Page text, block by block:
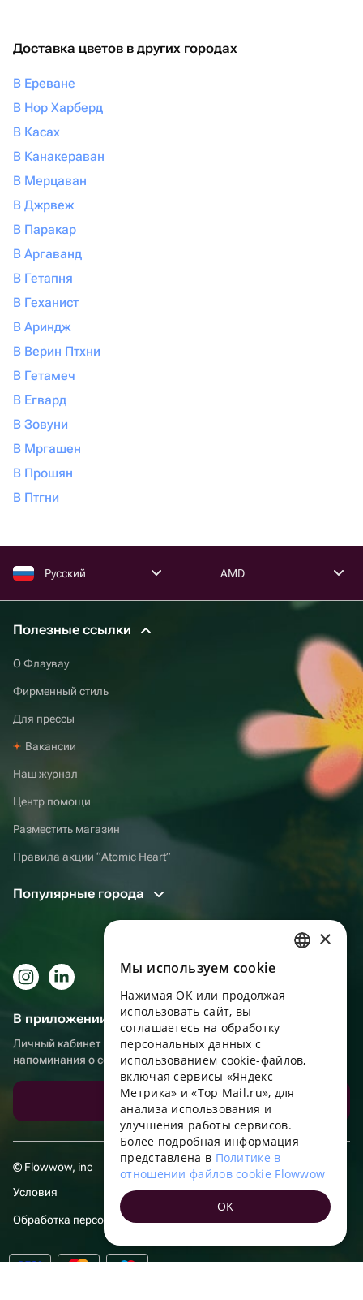
Доставка цветов в других городах
В Ереване
В Нор Харберд
В Касах
В Канакераван
В Мерцаван
В Джрвеж
В Паракар
В Аргаванд
В Гетапня
В Геханист
В Ариндж
В Верин Птхни
В Гетамеч
В Егвард
В Зовуни
В Мргашен
В Прошян
В Птгни
Русский AMD
Полезные ссылки
О Флаувау
Фирменный стиль
Для прессы
Вакансии
Наш журнал
Центр помощи
Разместить магазин
Правила акции “Atomic Heart”
Популярные города
В приложении еще удобнее!
Личный кабинет получателя, больше бонусов за покупки и
напоминания о событиях
Скачать приложение
© Flowwow, inc
Условия
Обработка персональных данных
ENGLISH
UKRAINIAN
PORTUGUESE
FRENCH
TURKISH
POLISH
×
Мы используем сookie
Нажимая ОК или продолжая
использовать сайт, вы
соглашаетесь на обработку
персональных данных с
использованием cookie-файлов,
включая сервисы «Яндекс
Метрика» и «Top Mail.ru», для
анализа использования и
улучшения работы сервисов.
Более подробная информация
представлена в Политике в
отношении файлов cookie Flowwow
OK